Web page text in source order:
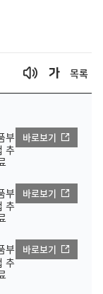
목록
부
추
바로보기
부
추
바로보기
부
추
바로보기